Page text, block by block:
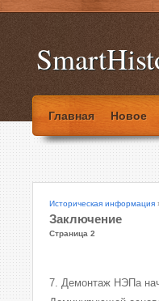
Главная Новое
Историческая информация
Заключение
Страница 2
7. Демонтаж НЭПа